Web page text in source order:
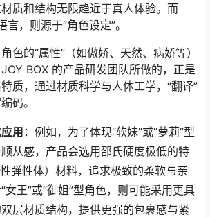
质和结构无限趋近于真人体验。而
，则源于“角色设定”。
色的“属性”（如傲娇、天然、病娇等）
BOX 的产品研发团队所做的，正是
质，通过材质科学与人体工学，“翻译”
码。
用 ：例如，为了体现“软妹”或“萝莉”型
从感，产品会选用邵氏硬度极低的特
弹性体）材料，追求极致的柔软与亲
女王”或“御姐”型角色，则可能采用更具
层材质结构，提供更强的包裹感与紧